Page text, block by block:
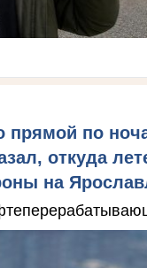
прямой по
откуда
на